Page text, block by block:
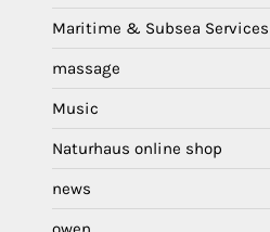
Maritime & Subsea Services
massage
Music
Naturhaus online shop
news